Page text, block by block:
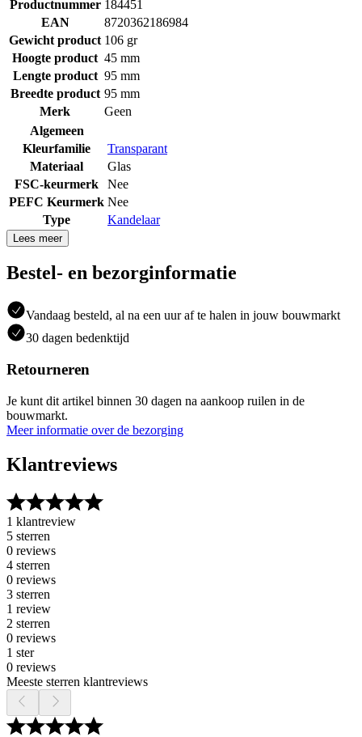
Productnummer 184451
EAN
8720362186984
Gewicht product 106 gr
Hoogte product 45 mm
Lengte product 95 mm
Breedte product 95 mm
Merk
Geen
Algemeen
Kleurfamilie
Transparant
Materiaal
Glas
FSC-keurmerk
Nee
PEFC Keurmerk Nee
Type
Kandelaar
Lees meer
Bestel- en bezorginformatie
Vandaag besteld, al na een uur af te halen in jouw bouwmarkt
30 dagen bedenktijd
Retourneren
Je kunt dit artikel binnen 30 dagen na aankoop ruilen in de
bouwmarkt.
Meer informatie over de bezorging
Klantreviews
1 klantreview
5 sterren
0 reviews
4 sterren
0 reviews
3 sterren
1 review
2 sterren
0 reviews
1 ster
0 reviews
Meeste sterren klantreviews